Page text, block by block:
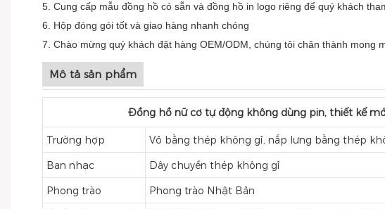
5. Cung cấp mẫu đồng hồ có sẵn và đồng hồ in logo riêng để quý khách
6. Hộp đóng gói tốt và giao hàng nhanh chóng
7. Chào mừng quý khách đặt hàng OEM/ODM, chúng tôi chân thành mong
Mô tả sản phẩm
Đồng hồ nữ cơ tự động không dùng pin, thiết kế
Trường hợp
Vỏ bằng thép không gỉ, nắp lưng bằng thép
Ban nhạc
Dây chuyền thép không gỉ
Phong trào
Phong trào Nhật Bản